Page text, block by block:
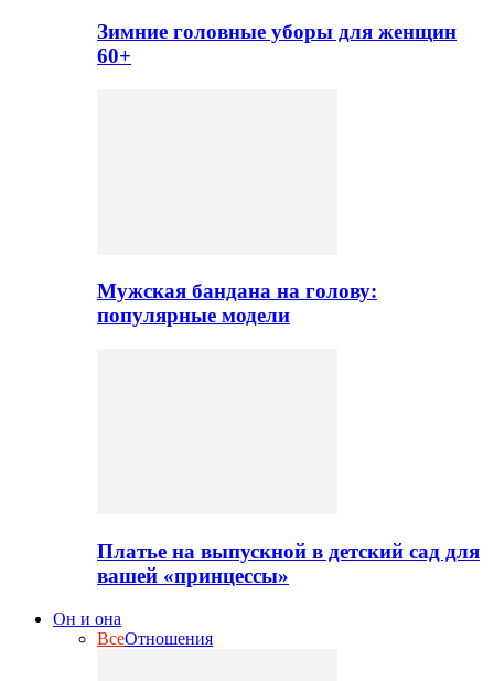
Зимние головные уборы для женщин
60+
Мужская бандана на голову:
популярные модели
Платье на выпускной в детский сад для
вашей «принцессы»
Он и она
ВсеОтношения